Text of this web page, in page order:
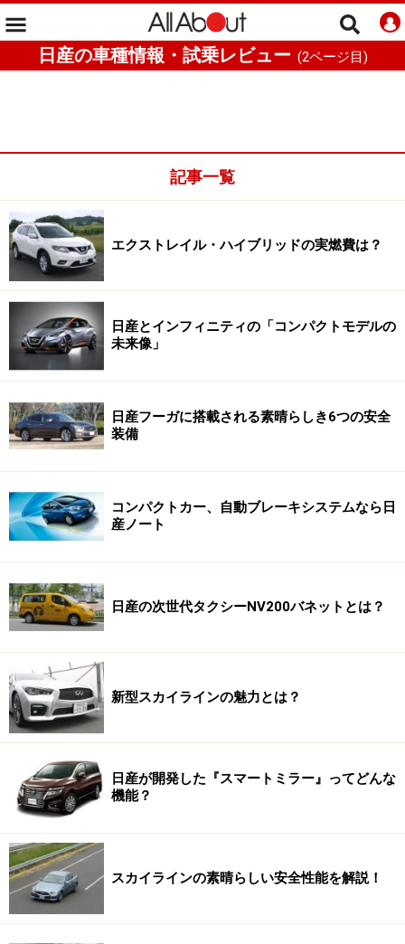
日産の車種情報・試乗レビュー (2ページ目)
記事一覧
エクストレイル・ハイブリッドの実燃費は？
日産とインフィニティの「コンパクトモデルの
未来像」
日産フーガに搭載される素晴らしき6つの安全
装備
コンパクトカー、自動ブレーキシステムなら日
産ノート
日産の次世代タクシーNV200バネットとは？
新型スカイラインの魅力とは？
日産が開発した『スマートミラー』ってどんな
機能？
スカイラインの素晴らしい安全性能を解説！